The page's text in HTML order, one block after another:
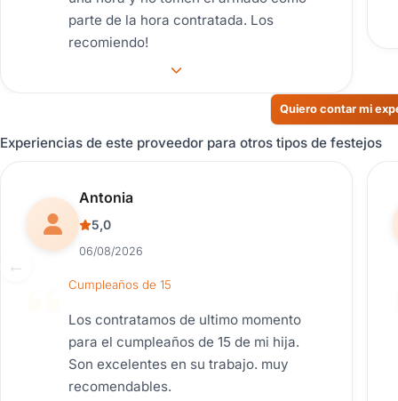
parte de la hora contratada. Los
recomiendo!
Quiero contar mi
Experiencias de este proveedor para otros tipos de festejos
Reseña de usuario.
Antonia
5,0
06/08/2026
Cumpleaños de 15
Los contratamos de ultimo momento
para el cumpleaños de 15 de mi hija.
Son excelentes en su trabajo. muy
recomendables.